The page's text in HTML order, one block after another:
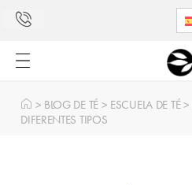
> BLOG DE TÉ> ESCUELA DE TÉ>
DIFERENTES TIPOS